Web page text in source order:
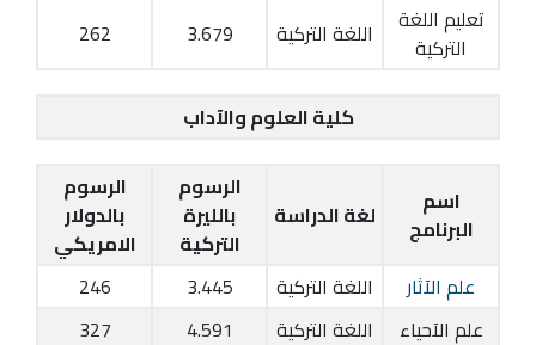
تعليم اللغة
التركية
اللغة التركية 3.679
262
كلية العلوم والآداب
اسم
البرنامج
لغة الدراسة
الرسوم
بالليرة
التركية
الرسوم
بالدولار
الامريكي
علم الآثار
اللغة التركية 3.445
246
علم الآحياء
اللغة التركية 4.591
327